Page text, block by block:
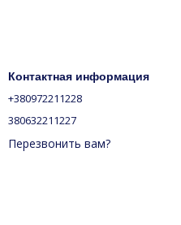
Контактная информация
+380972211228
380632211227
Перезвонить вам?